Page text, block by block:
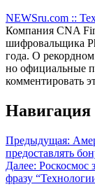
NEWSru.com ::
Компания CNA
шифровальщика
года. О
но официальные
комментировать
Навигация
Предыдущая:
предоставлять
Далее: Роскосмос
фразу